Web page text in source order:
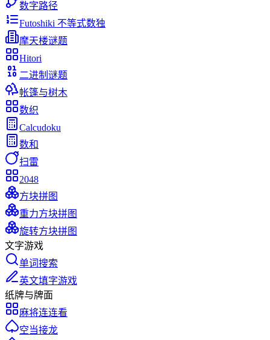
数字路径
Futoshiki 不等式数独
摩天楼谜题
Hitori
二进制谜题
帐篷与树木
数织
Calcudoku
数和
扫雷
2048
方块拼图
重力方块拼图
旋转方块拼图
文字游戏
单词搜索
英文填字游戏
纸牌与牌面
麻将连连看
空当接龙